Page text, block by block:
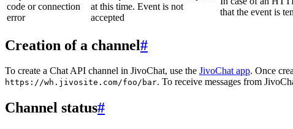
code or connection
error
at this time. Event is not
accepted
that the event is
Creation of a channel#
To create a Chat API channel in JivoChat, use the JivoChat app. Once
https://wh.jivosite.com/foo/bar. To receive messages from
Channel status#